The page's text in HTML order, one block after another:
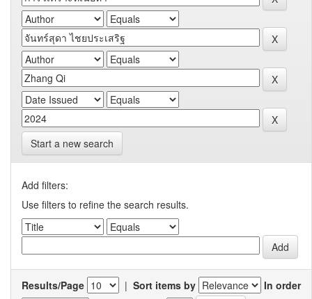
Start a new search
Add filters:
Use filters to refine the search results.
Results/Page | Sort items by
In order